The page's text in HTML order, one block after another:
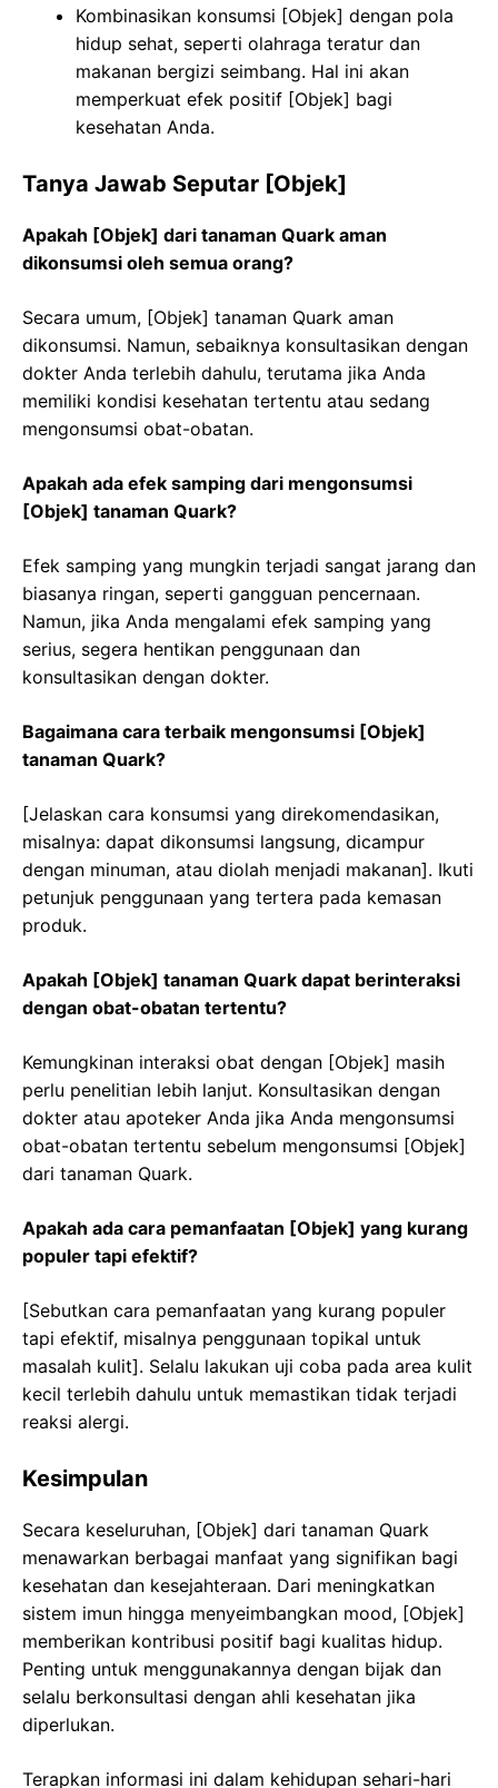
Kombinasikan konsumsi [Objek] dengan pola
hidup sehat, seperti olahraga teratur dan
makanan bergizi seimbang. Hal ini akan
memperkuat efek positif [Objek] bagi
kesehatan Anda.
Tanya Jawab Seputar [Objek]
Apakah [Objek] dari tanaman Quark aman
dikonsumsi oleh semua orang?
Secara umum, [Objek] tanaman Quark aman
dikonsumsi. Namun, sebaiknya konsultasikan dengan
dokter Anda terlebih dahulu, terutama jika Anda
memiliki kondisi kesehatan tertentu atau sedang
mengonsumsi obat-obatan.
Apakah ada efek samping dari mengonsumsi
[Objek] tanaman Quark?
Efek samping yang mungkin terjadi sangat jarang dan
biasanya ringan, seperti gangguan pencernaan.
Namun, jika Anda mengalami efek samping yang
serius, segera hentikan penggunaan dan
konsultasikan dengan dokter.
Bagaimana cara terbaik mengonsumsi [Objek]
tanaman Quark?
[Jelaskan cara konsumsi yang direkomendasikan,
misalnya: dapat dikonsumsi langsung, dicampur
dengan minuman, atau diolah menjadi makanan]. Ikuti
petunjuk penggunaan yang tertera pada kemasan
produk.
Apakah [Objek] tanaman Quark dapat berinteraksi
dengan obat-obatan tertentu?
Kemungkinan interaksi obat dengan [Objek] masih
perlu penelitian lebih lanjut. Konsultasikan dengan
dokter atau apoteker Anda jika Anda mengonsumsi
obat-obatan tertentu sebelum mengonsumsi [Objek]
dari tanaman Quark.
Apakah ada cara pemanfaatan [Objek] yang kurang
populer tapi efektif?
[Sebutkan cara pemanfaatan yang kurang populer
tapi efektif, misalnya penggunaan topikal untuk
masalah kulit]. Selalu lakukan uji coba pada area kulit
kecil terlebih dahulu untuk memastikan tidak terjadi
reaksi alergi.
Kesimpulan
Secara keseluruhan, [Objek] dari tanaman Quark
menawarkan berbagai manfaat yang signifikan bagi
kesehatan dan kesejahteraan. Dari meningkatkan
sistem imun hingga menyeimbangkan mood, [Objek]
memberikan kontribusi positif bagi kualitas hidup.
Penting untuk menggunakannya dengan bijak dan
selalu berkonsultasi dengan ahli kesehatan jika
diperlukan.
Terapkan informasi ini dalam kehidupan sehari-hari